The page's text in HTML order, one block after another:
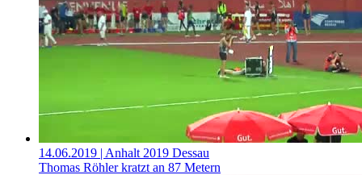
14.06.2019 | Anhalt 2019 Dessau
Thomas Röhler kratzt an 87 Metern